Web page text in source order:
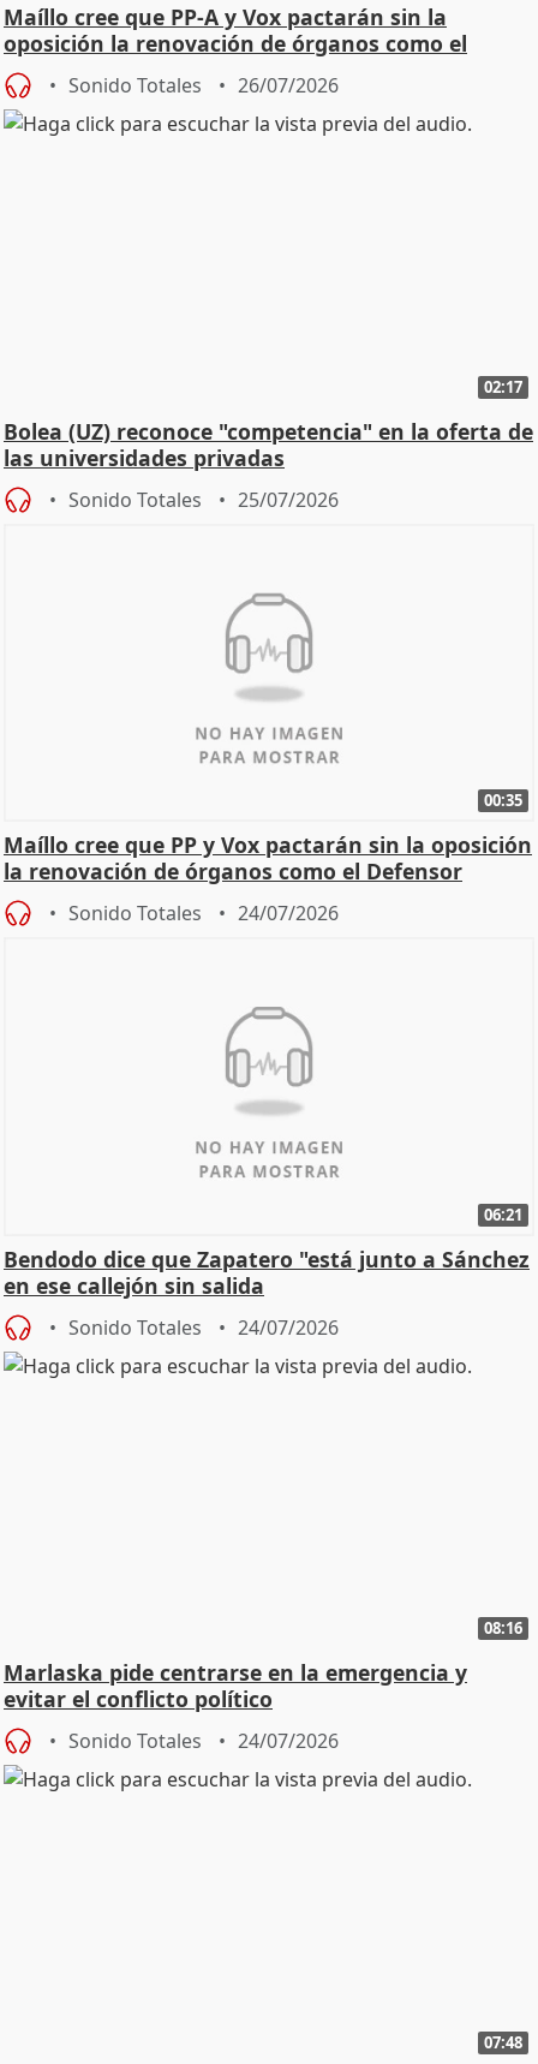
Maíllo cree que PP-A y Vox pactarán sin la
oposición la renovación de órganos como el
Defensor
Sonido Totales 26/07/2026
02:17
Bolea (UZ) reconoce "competencia" en la oferta de
las universidades privadas
Sonido Totales 25/07/2026
00:35
Maíllo cree que PP y Vox pactarán sin la oposición
la renovación de órganos como el Defensor
Sonido Totales 24/07/2026
06:21
Bendodo dice que Zapatero "está junto a Sánchez
en ese callejón sin salida
Sonido Totales 24/07/2026
08:16
Marlaska pide centrarse en la emergencia y
evitar el conflicto político
Sonido Totales 24/07/2026
07:48